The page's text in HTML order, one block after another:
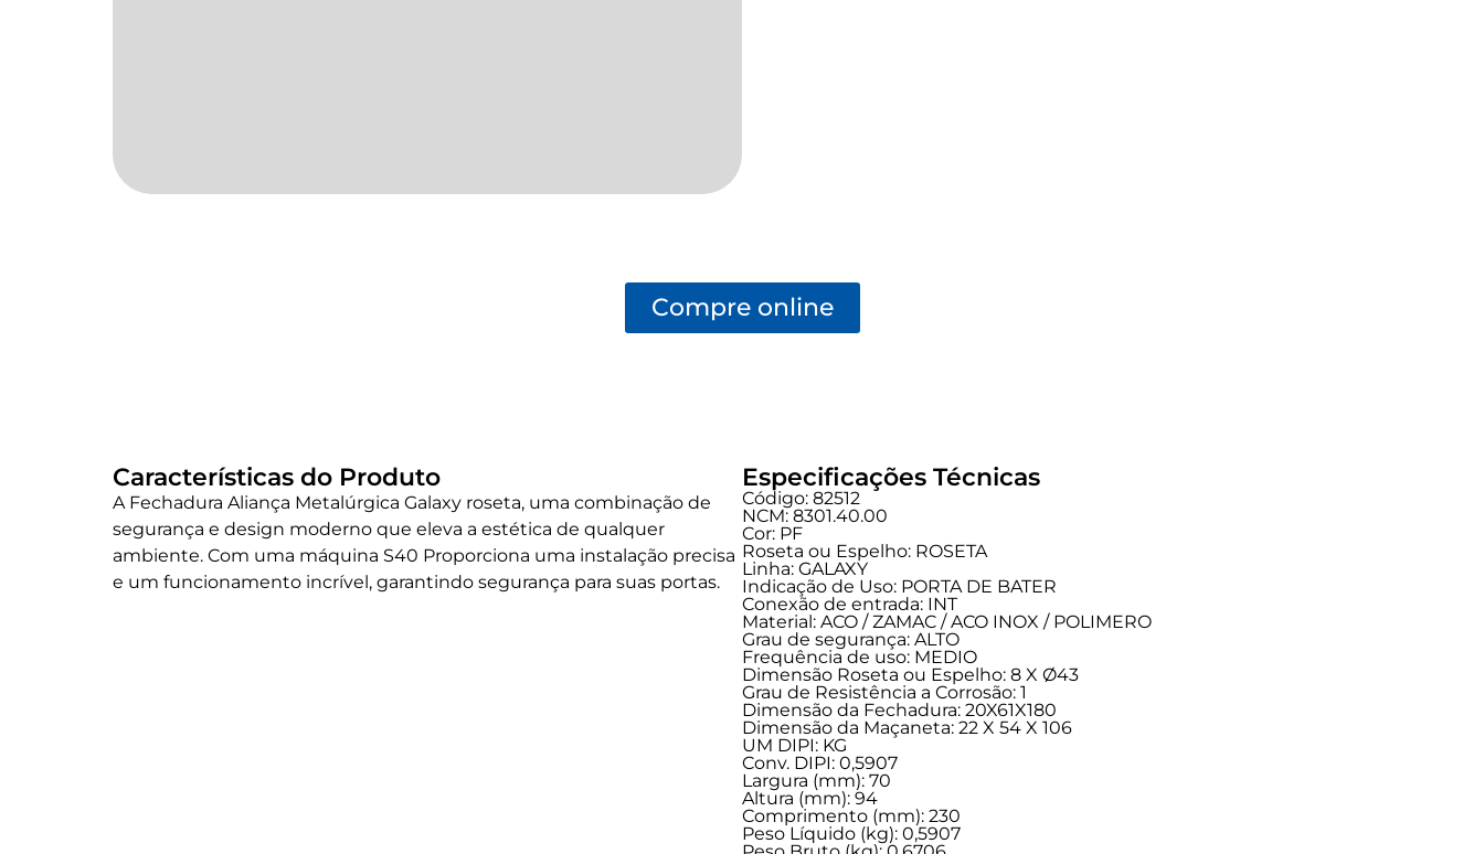
Compre online
Características do Produto
A Fechadura Aliança Metalúrgica Galaxy roseta, uma combinação de
segurança e design moderno que eleva a estética de qualquer
ambiente. Com uma máquina S40 Proporciona uma instalação precisa
e um funcionamento incrível, garantindo segurança para suas portas.
Especificações Técnicas
Código: 82512
NCM: 8301.40.00
Cor: PF
Roseta ou Espelho: ROSETA
Linha: GALAXY
Indicação de Uso: PORTA DE BATER
Conexão de entrada: INT
Material: ACO / ZAMAC / ACO INOX / POLIMERO
Grau de segurança: ALTO
Frequência de uso: MEDIO
Dimensão Roseta ou Espelho: 8 X Ø43
Grau de Resistência a Corrosão: 1
Dimensão da Fechadura: 20X61X180
Dimensão da Maçaneta: 22 X 54 X 106
UM DIPI: KG
Conv. DIPI: 0,5907
Largura (mm): 70
Altura (mm): 94
Comprimento (mm): 230
Peso Líquido (kg): 0,5907